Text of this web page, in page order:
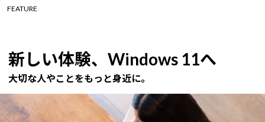
FEATURE
新しい体験、Windows 11へ
大切な人やことをもっと身近に。